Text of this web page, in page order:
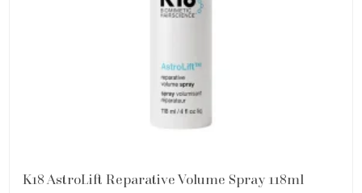
K18 AstroLift Reparative Volume Spray 118ml